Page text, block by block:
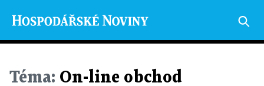
Téma: On-line obchod